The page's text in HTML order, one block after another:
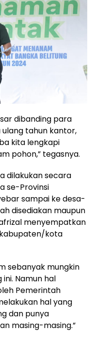
dibanding para
ulang tahun kantor,
kita lengkapi
pohon,” tegasnya.
dilakukan secara
se-Provinsi
sampai ke desa-
disediakan maupun
menyempatkan
kota
sebanyak mungkin
ini. Namun hal
Pemerintah
hal yang
dan punya
masing-masing.”